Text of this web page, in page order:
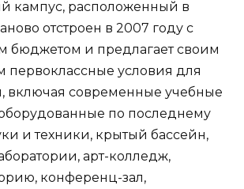
кампус, расположенный в
отстроен в 2007 году с
бюджетом и предлагает своим
первоклассные условия для
включая современные учебные
по последнему
и техники, крытый бассейн,
арт-колледж,
конференц-зал,